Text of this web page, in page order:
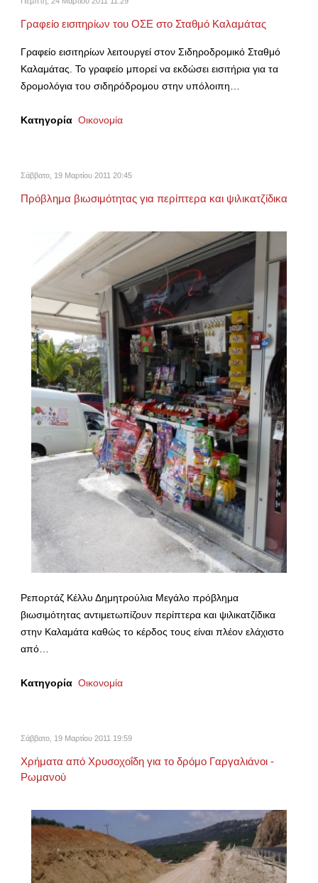
Γραφείο εισιτηρίων του ΟΣΕ στο Σταθμό Καλαμάτας
Γραφείο εισιτηρίων λειτουργεί στον Σιδηροδρομικό Σταθμό
Καλαμάτας. Το γραφείο μπορεί να εκδώσει εισιτήρια για τα
δρομολόγια του σιδηρόδρομου στην υπόλοιπη…
Κατηγορία Οικονομία
Σάββατο, 19 Μαρτίου 2011 20:45
Πρόβλημα βιωσιμότητας για περίπτερα και ψιλικατζίδικα
Ρεπορτάζ Κέλλυ Δημητρούλια Μεγάλο πρόβλημα
βιωσιμότητας αντιμετωπίζουν περίπτερα και ψιλικατζίδικα
στην Καλαμάτα καθώς το κέρδος τους είναι πλέον ελάχιστο
από…
Κατηγορία Οικονομία
Σάββατο, 19 Μαρτίου 2011 19:59
Χρήματα από Χρυσοχοΐδη για το δρόμο Γαργαλιάνοι -
Ρωμανού